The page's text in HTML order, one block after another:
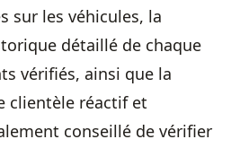
sur les véhicules, la
détaillé de chaque
vérifiés, ainsi que la
clientèle réactif et
conseillé de vérifier